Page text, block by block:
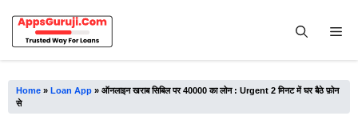
content
Home » Loan App » ऑनलाइन खराब सिबिल पर 40000 का लोन : Urgent 2 मिनट में घर बैठे फ़ोन
से